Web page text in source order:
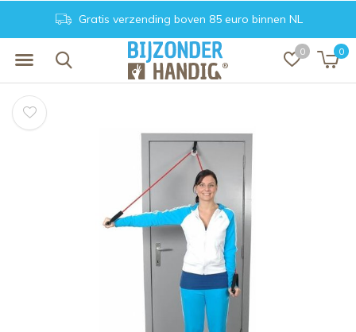
0 0
Gratis verzending boven 85 euro binnen NL